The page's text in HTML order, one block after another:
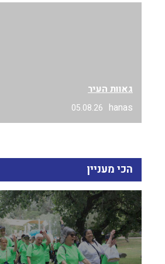
גאוות העיר
hanas
05.08.26
הכי מעניין